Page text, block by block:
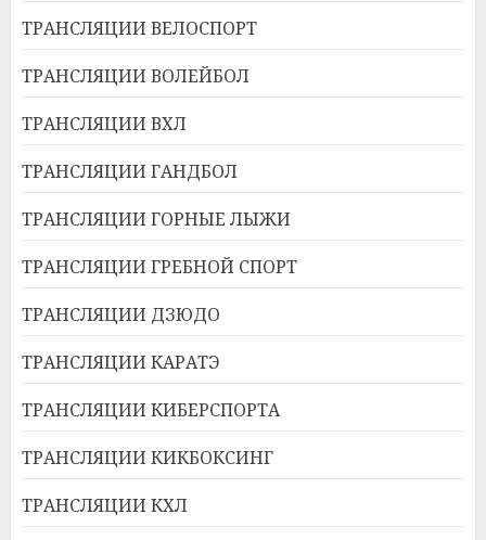
ТРАНСЛЯЦИИ ВЕЛОСПОРТ
ТРАНСЛЯЦИИ ВОЛЕЙБОЛ
ТРАНСЛЯЦИИ ВХЛ
ТРАНСЛЯЦИИ ГАНДБОЛ
ТРАНСЛЯЦИИ ГОРНЫЕ ЛЫЖИ
ТРАНСЛЯЦИИ ГРЕБНОЙ СПОРТ
ТРАНСЛЯЦИИ ДЗЮДО
ТРАНСЛЯЦИИ КАРАТЭ
ТРАНСЛЯЦИИ КИБЕРСПОРТА
ТРАНСЛЯЦИИ КИКБОКСИНГ
ТРАНСЛЯЦИИ КХЛ